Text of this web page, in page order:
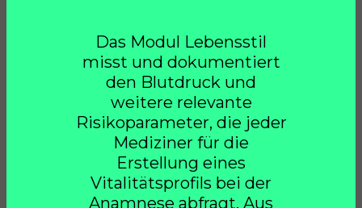
Das Modul Lebensstil
misst und dokumentiert
den Blutdruck und
weitere relevante
Risikoparameter, die jeder
Mediziner für die
Erstellung eines
Vitalitätsprofils bei der
Anamnese abfragt. Aus